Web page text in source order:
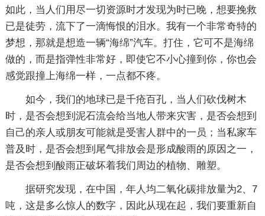
如此，当人们用尽一切资源时才发现为时已晚，想要挽救
已是徒劳，流下了一滴悔恨的泪水。我有一个非常奇特的
梦想，那就是想造一辆“海绵”汽车。打住，它可不是海绵
做的，而是指弹性非常好，即使它不小心撞到你，你也会
感觉跟撞上海绵一样，一点都不疼。
如今，我们的地球已是千疮百孔，当人们砍伐树木
时，是否会想到泥石流会给当地人带来灾害，是否会想到
自己的亲人或朋友可能就是受害人群中的一员；当私家车
普及时，是否会想到尾气排放会是形成酸雨的原因之一，
是否会想到酸雨正破坏着我们周边的植物、雕塑。
据研究发现，在中国，年人均二氧化碳排放量为2、7
吨，这是多么惊人的数字，因此从现在起，我们要重新自